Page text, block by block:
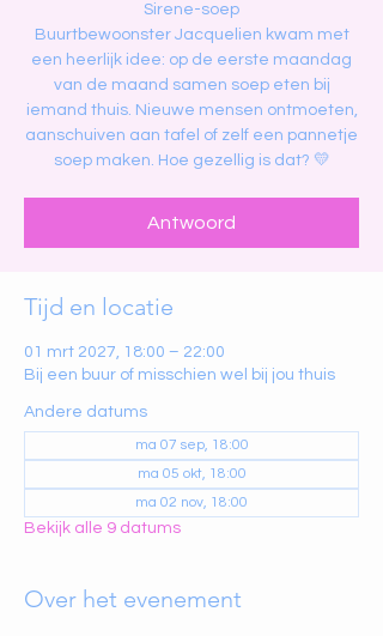
Sirene-soep
Buurtbewoonster Jacquelien kwam met
een heerlijk idee: op de eerste maandag
van de maand samen soep eten bij
iemand thuis. Nieuwe mensen ontmoeten,
aanschuiven aan tafel of zelf een pannetje
soep maken. Hoe gezellig is dat? 💛
Antwoord
Tijd en locatie
01 mrt 2027, 18:00 – 22:00
Bij een buur of misschien wel bij jou thuis
Andere datums
ma 07 sep, 18:00
ma 05 okt, 18:00
ma 02 nov, 18:00
Bekijk alle 9 datums
Over het evenement